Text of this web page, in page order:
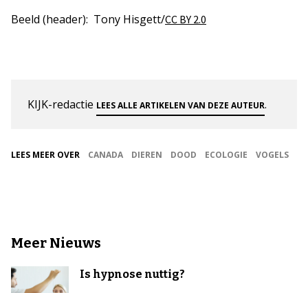
Beeld (header): Tony Hisgett/CC BY 2.0
KIJK-redactie LEES ALLE ARTIKELEN VAN DEZE AUTEUR.
LEES MEER OVER CANADA DIEREN DOOD ECOLOGIE VOGELS
Meer Nieuws
Is hypnose nuttig?